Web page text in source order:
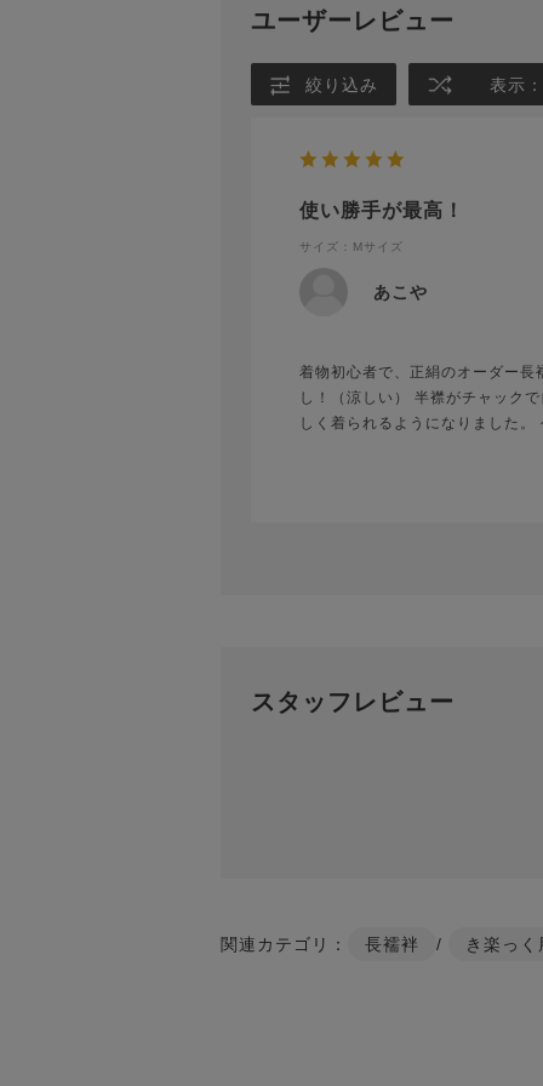
ユーザーレビュー
絞り込み 表示
使い勝手が最高！
サイズ：Mサイズ
あこや
着物初心者で、正絹のオーダー
し！（涼しい） 半襟がチャック
しく着られるようになりました
スタッフレビュー
関連カテゴリ： 長襦袢 / き楽っく